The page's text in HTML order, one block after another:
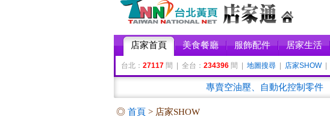
店家首頁 美食餐廳 服飾配件 居家生活
台北： 27117 間 | 全台： 234396 間 | 地圖搜尋 店家SHOW|
專賣空油壓、自動化控制零件
◎ 首頁 > 店家SHOW